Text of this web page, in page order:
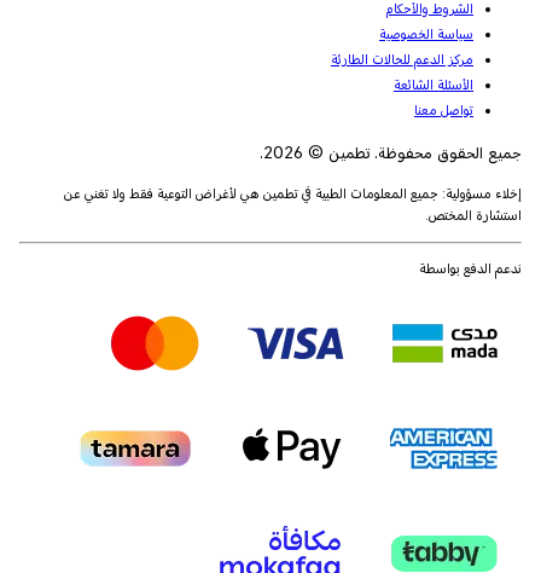
الشروط والأحكام
سياسة الخصوصية
مركز الدعم للحالات الطارئة
الأسئلة الشائعة
تواصل معنا
جميع الحقوق محفوظة. تطمين © 2026.
إخلاء مسؤولية: جميع المعلومات الطبية في تطمين هي لأغراض التوعية فقط ولا تغني عن
استشارة المختص.
ندعم الدفع بواسطة